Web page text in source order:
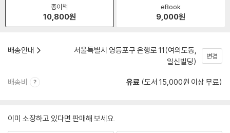
종이책
10,800원
eBook
9,000원
배송안내
서울특별시 영등포구 은행로 11(여의도동,
일신빌딩)
변경
배송비 유료 (도서 15,000원 이상 무료)
이미 소장하고 있다면 판매해 보세요.